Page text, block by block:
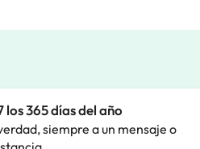
365 días del año
siempre a un mensaje o